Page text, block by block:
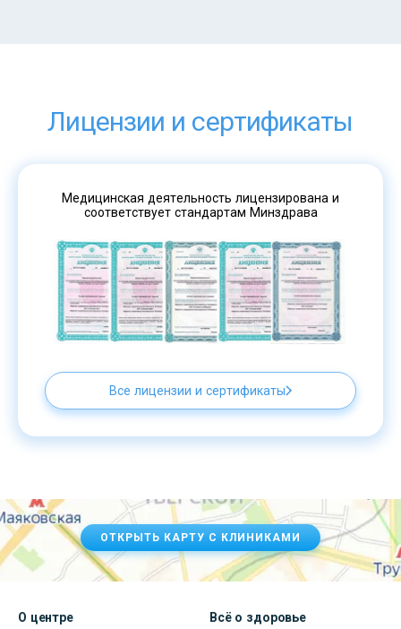
Лицензии и сертификаты
Медицинская деятельность лицензирована и
соответствует стандартам Минздрава
Все лицензии и сертификаты
ОТКРЫТЬ КАРТУ С КЛИНИКАМИ
О центре Всё о здоровье